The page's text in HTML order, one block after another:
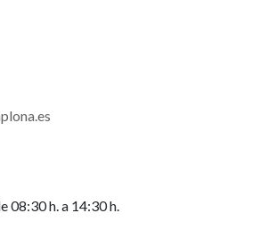
08:30 h. a 14:30 h.